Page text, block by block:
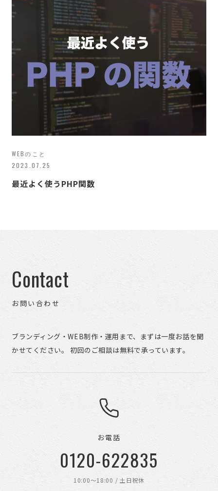
WEBのこと
2023.07.25
最近よく使うPHP関数
Contact
お問い合わせ
ブランディング・WEB制作・運用まで、まずは一度お話を聞
かせてください。 初回のご相談は無料で承っています。
お電話
0120-622835
10:00〜18:00 / 土日祝休